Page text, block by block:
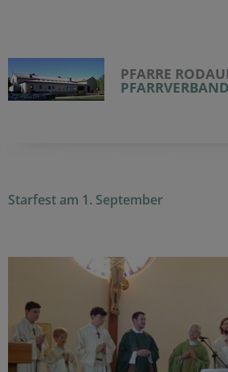
PFARRE
Starfest am 1. September